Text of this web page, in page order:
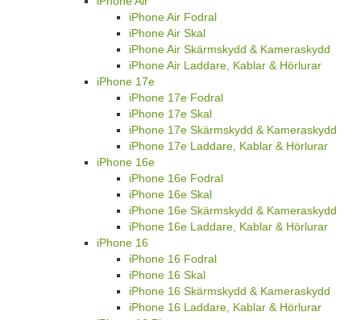
iPhone Air Fodral
iPhone Air Skal
iPhone Air Skärmskydd & Kameraskydd
iPhone Air Laddare, Kablar & Hörlurar
iPhone 17e
iPhone 17e Fodral
iPhone 17e Skal
iPhone 17e Skärmskydd & Kameraskydd
iPhone 17e Laddare, Kablar & Hörlurar
iPhone 16e
iPhone 16e Fodral
iPhone 16e Skal
iPhone 16e Skärmskydd & Kameraskydd
iPhone 16e Laddare, Kablar & Hörlurar
iPhone 16
iPhone 16 Fodral
iPhone 16 Skal
iPhone 16 Skärmskydd & Kameraskydd
iPhone 16 Laddare, Kablar & Hörlurar